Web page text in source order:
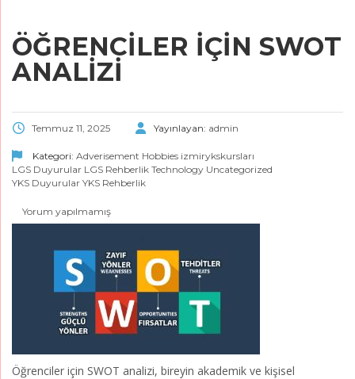
ÖĞRENCİLER İÇİN SWOT
ANALİZİ
Temmuz 11, 2025 Yayınlayan: admin
Kategori: Adverisement Hobbies izmirykskursları
LGS Duyurular LGS Rehberlik Technology Uncategorized
YKS Duyurular YKS Rehberlik
Yorum yapılmamış
Öğrenciler için SWOT analizi, bireyin akademik ve kişisel